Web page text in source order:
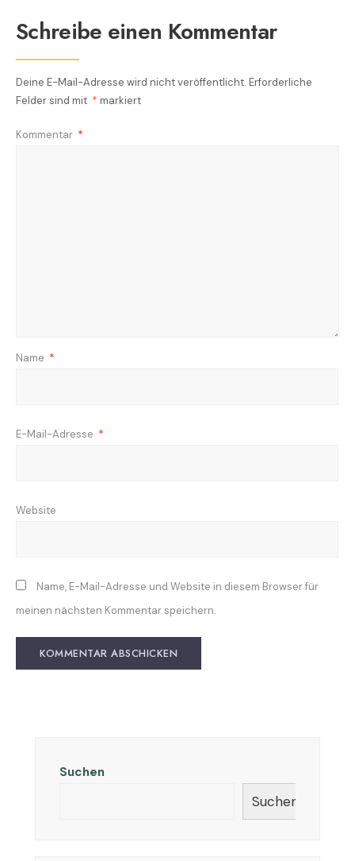
Schreibe einen Kommentar
Deine E-Mail-Adresse wird nicht veröffentlicht. Erforderliche
Felder sind mit * markiert
Kommentar *
Name *
E-Mail-Adresse *
Website
Name, E-Mail-Adresse und Website in diesem Browser für
meinen nächsten Kommentar speichern.
Suchen
Suchen